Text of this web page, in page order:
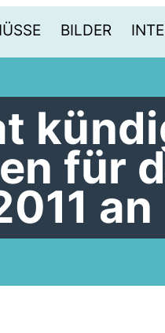
BILDER
für
an